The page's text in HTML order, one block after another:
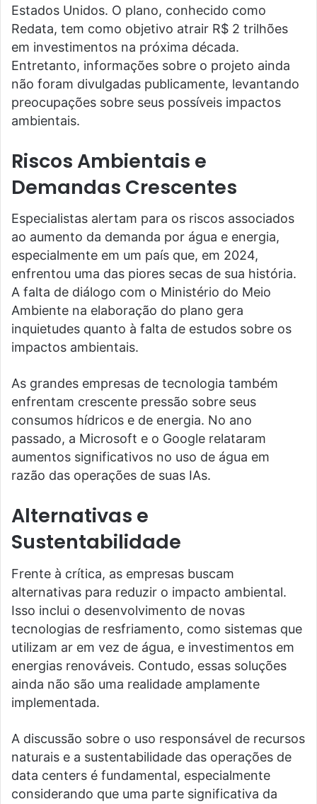
Estados Unidos. O plano, conhecido como
Redata, tem como objetivo atrair R$ 2 trilhões
em investimentos na próxima década.
Entretanto, informações sobre o projeto ainda
não foram divulgadas publicamente, levantando
preocupações sobre seus possíveis impactos
ambientais.
Riscos Ambientais e
Demandas Crescentes
Especialistas alertam para os riscos associados
ao aumento da demanda por água e energia,
especialmente em um país que, em 2024,
enfrentou uma das piores secas de sua história.
A falta de diálogo com o Ministério do Meio
Ambiente na elaboração do plano gera
inquietudes quanto à falta de estudos sobre os
impactos ambientais.
As grandes empresas de tecnologia também
enfrentam crescente pressão sobre seus
consumos hídricos e de energia. No ano
passado, a Microsoft e o Google relataram
aumentos significativos no uso de água em
razão das operações de suas IAs.
Alternativas e
Sustentabilidade
Frente à crítica, as empresas buscam
alternativas para reduzir o impacto ambiental.
Isso inclui o desenvolvimento de novas
tecnologias de resfriamento, como sistemas que
utilizam ar em vez de água, e investimentos em
energias renováveis. Contudo, essas soluções
ainda não são uma realidade amplamente
implementada.
A discussão sobre o uso responsável de recursos
naturais e a sustentabilidade das operações de
data centers é fundamental, especialmente
considerando que uma parte significativa da